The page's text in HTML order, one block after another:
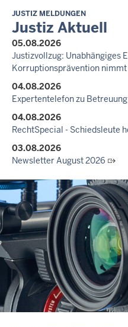
JUSTIZ MELDUNGEN
Justiz Aktuell
05.08.2026
Justizvollzug: Unabhängiges
Korruptionsprävention
04.08.2026
Expertentelefon zu
04.08.2026
RechtSpecial - Schiedsleute
03.08.2026
Newsletter August 2026
27.07.2026
Dein Mut findet Rückhalt: Die
Informationskampagne gegen
10.07.2026
Anerkennung für innovative
ausgezeichnet
14.07.2026
Justiz der Zukunft
zieht positive Bilanz des
Nordrhein-Westfalen